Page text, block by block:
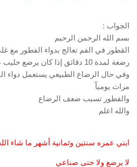
الجواب :
بسم الله الرحمن الرحيم
القطور في الفم تعالج بدواء الفطور مع
رضعة لمدة 10 دقائق إذا كان يرضع حليب صناعي
وفي حال الرضاع الطبيعي يستعمل دواء
مرات يومياً
والفطور تسبب ضعف الرضاع
والله اعلم
ابني عمره سنتين وثمانية أشهر ما شاء
لا يرضع ولا حتى صناعي